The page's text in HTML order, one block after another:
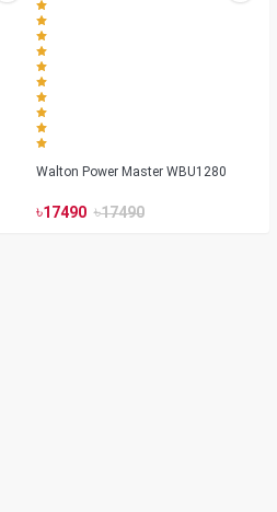
Walton Power Master WBU1280
৳17490 ৳17490